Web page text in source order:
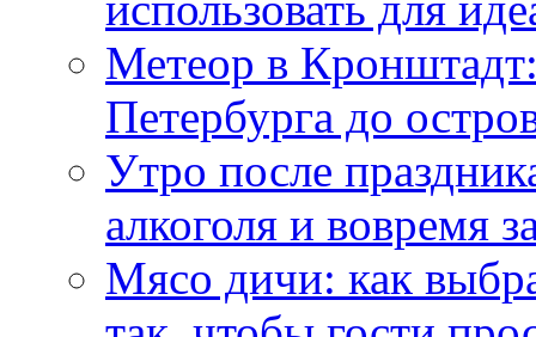
Метеор в
Петербурга до
Утро после
алкоголя и вовремя
Мясо дичи: как